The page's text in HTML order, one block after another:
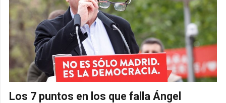
Los 7 puntos en los que falla Ángel